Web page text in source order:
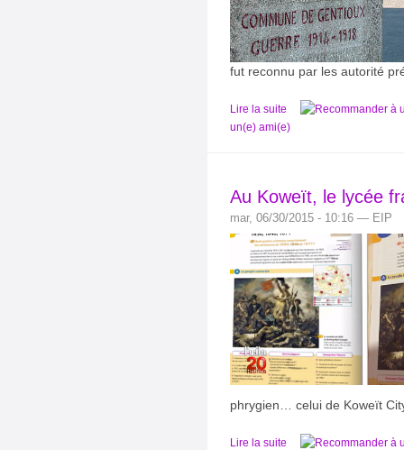
fut reconnu par les autorité
Lire la suite
un(e) ami(e)
Au Koweït, le lycée
mar, 06/30/2015 - 10:16 — EIP
phrygien… celui de Koweït
Lire la suite